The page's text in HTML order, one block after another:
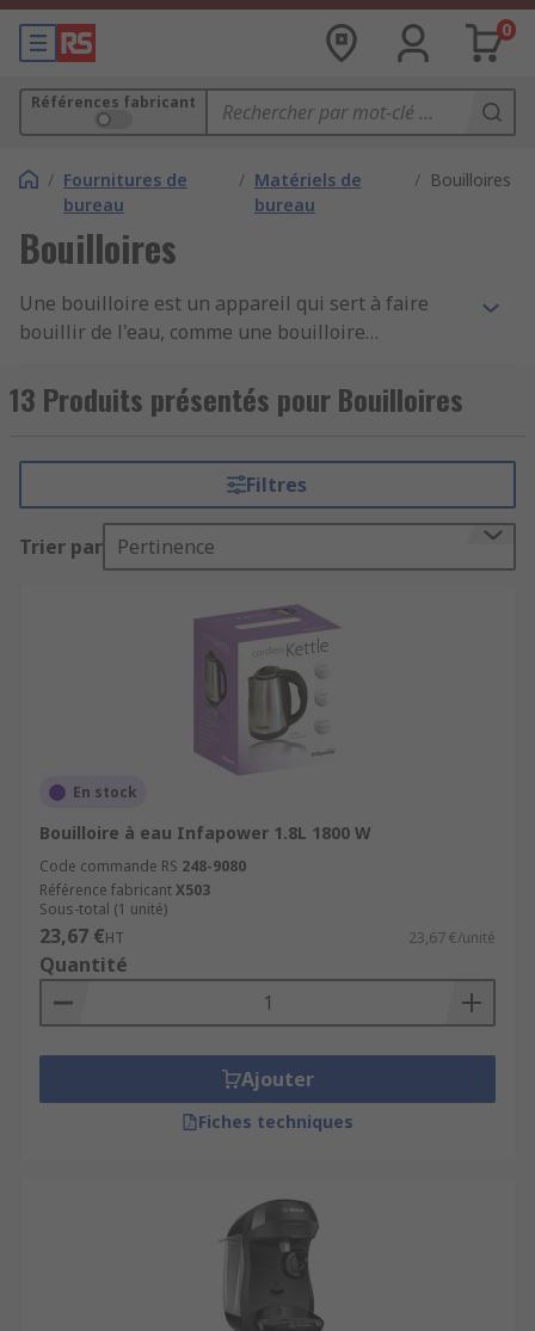
0
Références fabricant
/ Fournitures de
bureau
/ Matériels de
bureau
/ Bouilloires
Bouilloires
Une bouilloire est un appareil qui sert à faire
bouillir de l'eau, comme une bouilloire
bouilloires sont des récipients avec un embout
pour le déversement, une poignée et un
un élément chauffant qui permet à un courant
électrique de circuler dans l'eau et de l'amener à
un point d'ébullition. La bouilloire s'éteint en
réponse à un thermostat une fois la température
commerciale est une plus grande unité à
montage mural avec un puissant élément
chauffant à l'intérieur et un petit robinet sur
l'avant. Les bouilloires commerciales sont
installées en permanence et fournissent de l'eau
chaude instantanée à un grand nombre de
personnes dans les cantines, les bureaux et les
13 Produits présentés pour Bouilloires
Filtres
Trier par Pertinence
En stock
Bouilloire à eau Infapower 1.8L 1800 W
Code commande RS 248-9080
Référence fabricantX503
Sous-total (1 unité)
23,67 €HT 23,67 €/unité
Quantité
Ajouter
Fiches techniques